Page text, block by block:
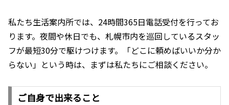
私たち生活案内所では、24時間365日電話受付を行ってお
ります。夜間や休日でも、札幌市内を巡回しているスタッ
フが最短30分で駆けつけます。「どこに頼めばいいか分か
らない」という時は、まずは私たちにご相談ください。
ご自身で出来ること